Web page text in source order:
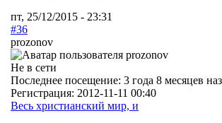
пт, 25/12/2015 - 23:31
#36
prozonov
Не в сети
Последнее посещение: 3 года 8 месяцев
Регистрация: 2012-11-11 00:40
Весь христианский мир, и